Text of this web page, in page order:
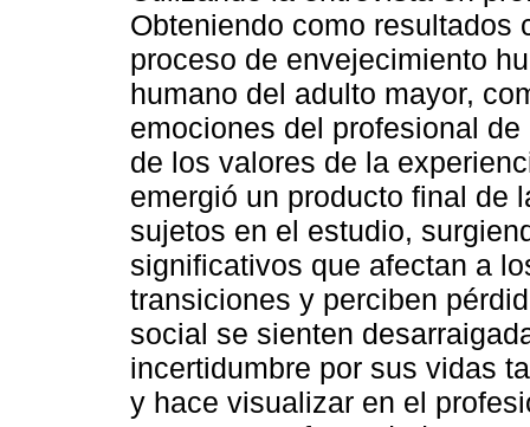
Obteniendo como resultados
proceso de envejecimiento
humano del adulto mayor,
emociones del profesional
de los valores de la
emergió un producto final de
sujetos en el estudio,
significativos que afectan a
transiciones y perciben
social se sienten
incertidumbre por sus vidas
y hace visualizar en el